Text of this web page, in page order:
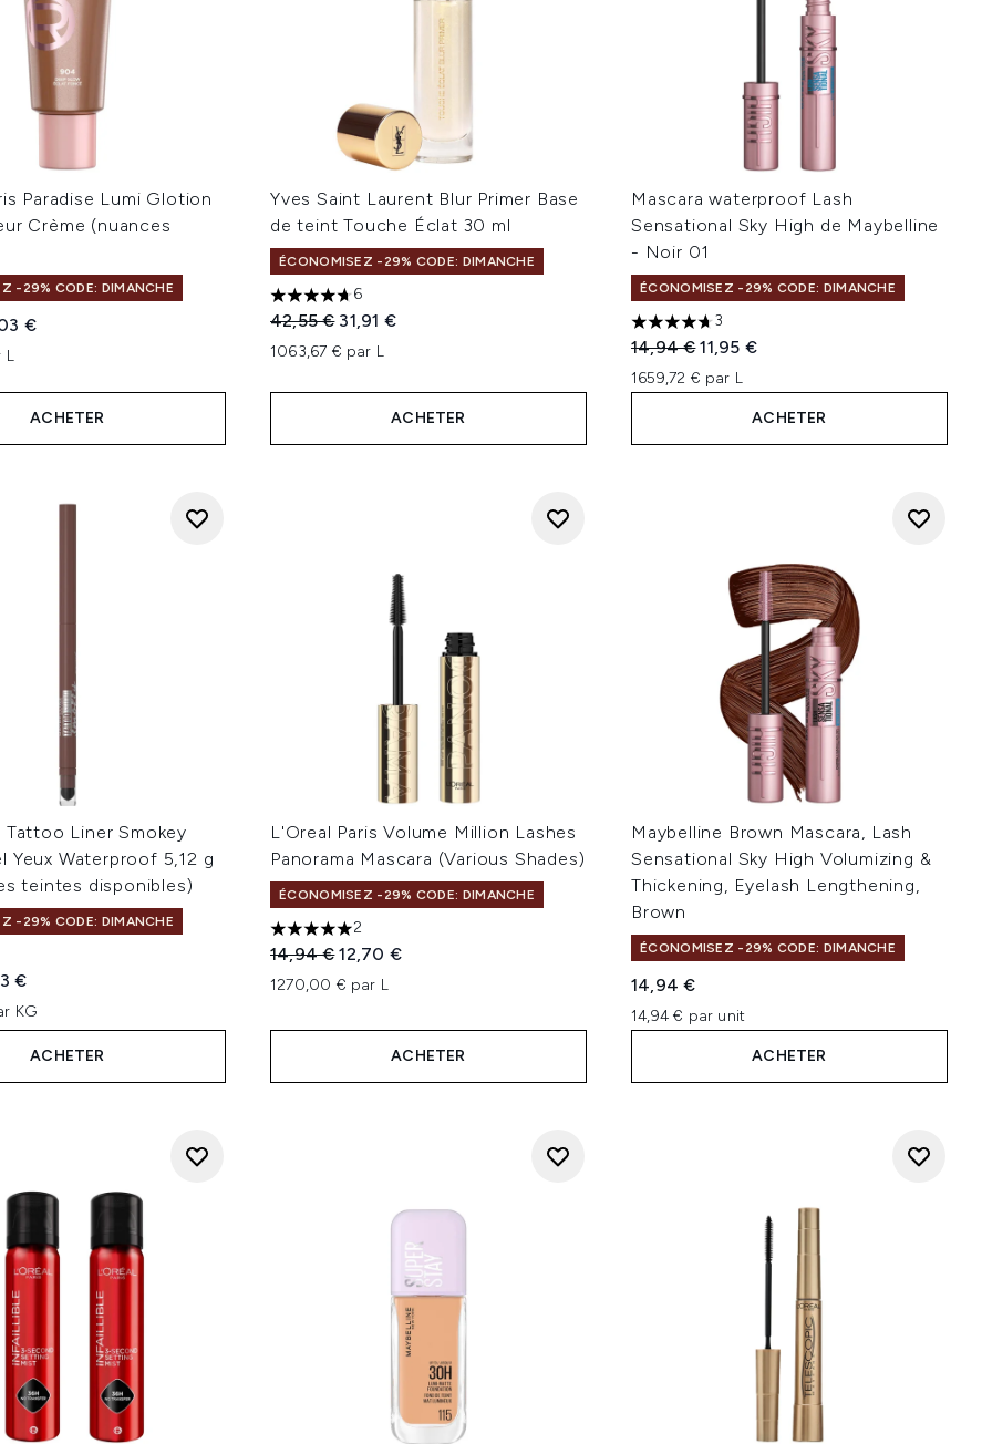
Paradise Lumi Glotion
Crème (nuances
-29% CODE: DIMANCHE
:
​​actuel :
€
L
ACHETER
Yves Saint Laurent Blur Primer Base
de teint Touche Éclat 30 ml
ÉCONOMISEZ -29% CODE: DIMANCHE
4.67 étoiles sur un maximum de 5
6
Prix de vente :
42,55 € Prix ​​actuel :
31,91 €
1063,67 € par L
ACHETER
Mascara waterproof Lash
Sensational Sky High de Maybelline
- Noir 01
ÉCONOMISEZ -29% CODE: DIMANCHE
4.67 étoiles sur un maximum de 5
3
Prix de vente :
14,94 €Prix ​​actuel :
11,95 €
1659,72 € par L
ACHETER
Tattoo Liner Smokey
Yeux Waterproof 5,12 g
teintes disponibles)
-29% CODE: DIMANCHE
un maximum de 5
:
​​actuel :
€
KG
ACHETER
L'Oreal Paris Volume Million Lashes
Panorama Mascara (Various Shades)
ÉCONOMISEZ -29% CODE: DIMANCHE
5 étoiles sur un maximum de 5
2
Prix de vente :
14,94 €Prix ​​actuel :
12,70 €
1270,00 € par L
ACHETER
Maybelline Brown Mascara, Lash
Sensational Sky High Volumizing &
Thickening, Eyelash Lengthening,
Brown
ÉCONOMISEZ -29% CODE: DIMANCHE
14,94 €
14,94 € par unit
ACHETER